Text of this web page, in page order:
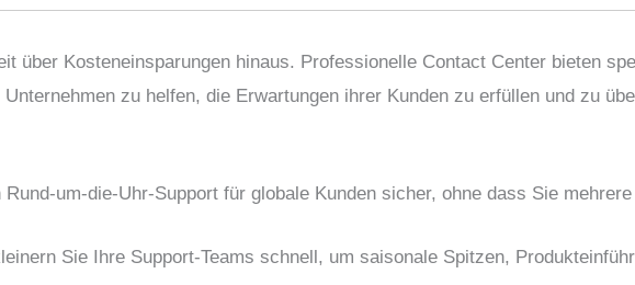
über Kosteneinsparungen hinaus. Professionelle Contact Center bieten
zu helfen, die Erwartungen ihrer Kunden zu erfüllen und zu
um-die-Uhr-Support für globale Kunden sicher, ohne dass Sie
Sie Ihre Support-Teams schnell, um saisonale Spitzen,